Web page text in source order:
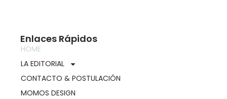
Enlaces Rápidos
HOME
LA EDITORIAL
CONTACTO & POSTULACIÓN
MOMOS DESIGN